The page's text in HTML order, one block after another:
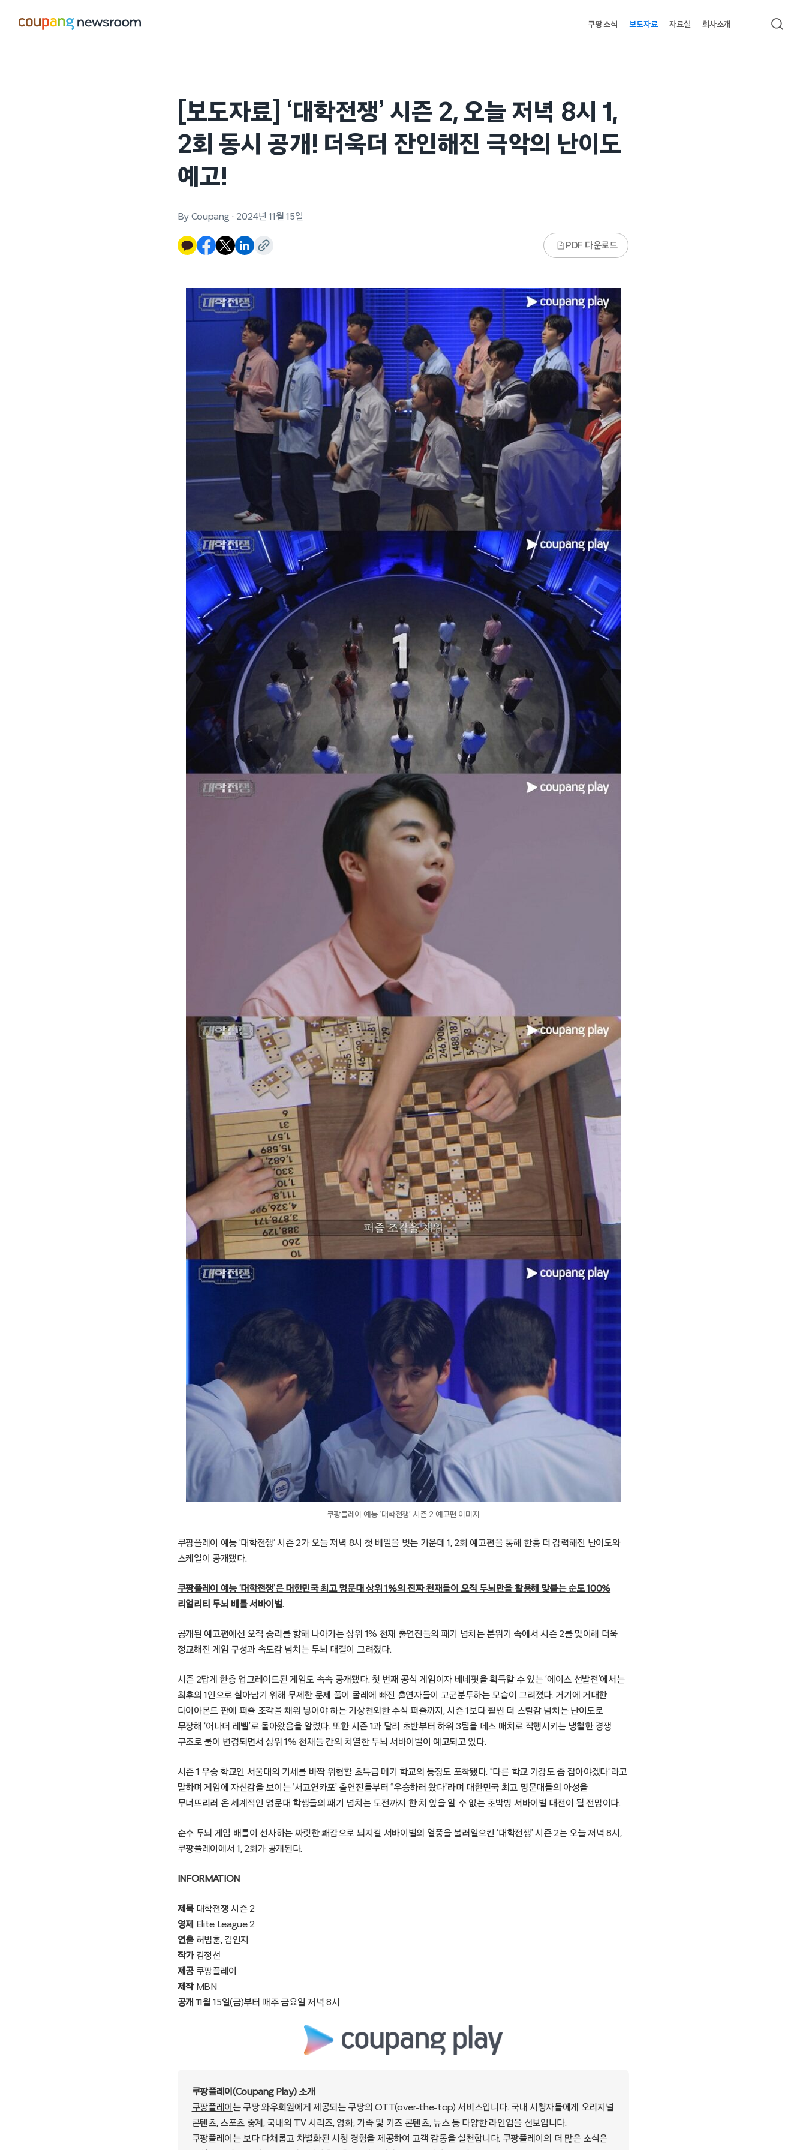
쿠팡 소식 보도자료 자료실 회사소개 검색
[보도자료] ‘대학전쟁’ 시즌 2, 오늘 저녁 8시 1,
2회 동시 공개! 더욱더 잔인해진 극악의 난이도
예고!
By Coupang · 2024년 11월 15일
PDF 다운로드
쿠팡플레이 예능 ‘대학전쟁’ 시즌 2 예고편 이미지
쿠팡플레이 예능 ‘대학전쟁’ 시즌 2가 오늘 저녁 8시 첫 베일을 벗는 가운데 1, 2회 예고편을 통해 한층 더 강력해진 난이도와
스케일이 공개됐다.
쿠팡플레이 예능 ‘대학전쟁’은 대한민국 최고 명문대 상위 1%의 진짜 천재들이 오직 두뇌만을 활용해 맞붙는 순도 100%
리얼리티 두뇌 배틀 서바이벌.
공개된 예고편에선 오직 승리를 향해 나아가는 상위 1% 천재 출연진들의 패기 넘치는 분위기 속에서 시즌 2를 맞이해 더욱
정교해진 게임 구성과 속도감 넘치는 두뇌 대결이 그려졌다.
시즌 2답게 한층 업그레이드된 게임도 속속 공개됐다. 첫 번째 공식 게임이자 베네핏을 획득할 수 있는 ‘에이스 선발전’에서는
최후의 1인으로 살아남기 위해 무제한 문제 풀이 굴레에 빠진 출연자들이 고군분투하는 모습이 그려졌다. 거기에 거대한
다이아몬드 판에 퍼즐 조각을 채워 넣어야 하는 기상천외한 수식 퍼즐까지, 시즌 1보다 훨씬 더 스릴감 넘치는 난이도로
무장해 ‘어나더 레벨’로 돌아왔음을 알렸다. 또한 시즌 1과 달리 초반부터 하위 3팀을 데스 매치로 직행시키는 냉철한 경쟁
구조로 룰이 변경되면서 상위 1% 천재들 간의 치열한 두뇌 서바이벌이 예고되고 있다.
시즌 1 우승 학교인 서울대의 기세를 바짝 위협할 초특급 메기 학교의 등장도 포착됐다. “다른 학교 기강도 좀 잡아야겠다”라고
말하며 게임에 자신감을 보이는 ‘서고연카포’ 출연진들부터 “우승하러 왔다”라며 대한민국 최고 명문대들의 아성을
무너뜨리러 온 세계적인 명문대 학생들의 패기 넘치는 도전까지 한 치 앞을 알 수 없는 초박빙 서바이벌 대전이 될 전망이다.
순수 두뇌 게임 배틀이 선사하는 짜릿한 쾌감으로 뇌지컬 서바이벌의 열풍을 불러일으킨 ‘대학전쟁’ 시즌 2는 오늘 저녁 8시,
쿠팡플레이에서 1, 2회가 공개된다.
INFORMATION
제목대학전쟁 시즌 2
영제
Elite League 2
연출허범훈, 김인지
작가김정선
제공쿠팡플레이
제작 MBN
공개 11월 15일(금)부터 매주 금요일 저녁 8시
쿠팡플레이(Coupang Play) 소개
쿠팡플레이 는 쿠팡 와우회원에게 제공되는 쿠팡의 OTT(over-the-top) 서비스입니다. 국내 시청자들에게 오리지널
콘텐츠, 스포츠 중계, 국내외 TV 시리즈, 영화, 가족 및 키즈 콘텐츠, 뉴스 등 다양한 라인업을 선보입니다.
쿠팡플레이는 보다 다채롭고 차별화된 시청 경험을 제공하여 고객 감동을 실천합니다. 쿠팡플레이의 더 많은 소식은